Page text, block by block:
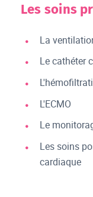
Les soins
La
Le cathéter
L'ECMO
Le
Les soins
cardiaque